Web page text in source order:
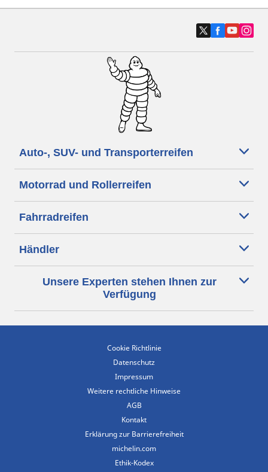
Auto-, SUV- und Transporterreifen
Motorrad und Rollerreifen
Fahrradreifen
Händler
Unsere Experten stehen Ihnen zur
Verfügung
Cookie Richtlinie
Datenschutz
Impressum
Weitere rechtliche Hinweise
AGB
Kontakt
Erklärung zur Barrierefreiheit
michelin.com
Ethik-Kodex